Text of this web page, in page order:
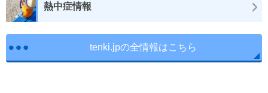
熱中症情報
tenki.jpの全情報はこちら